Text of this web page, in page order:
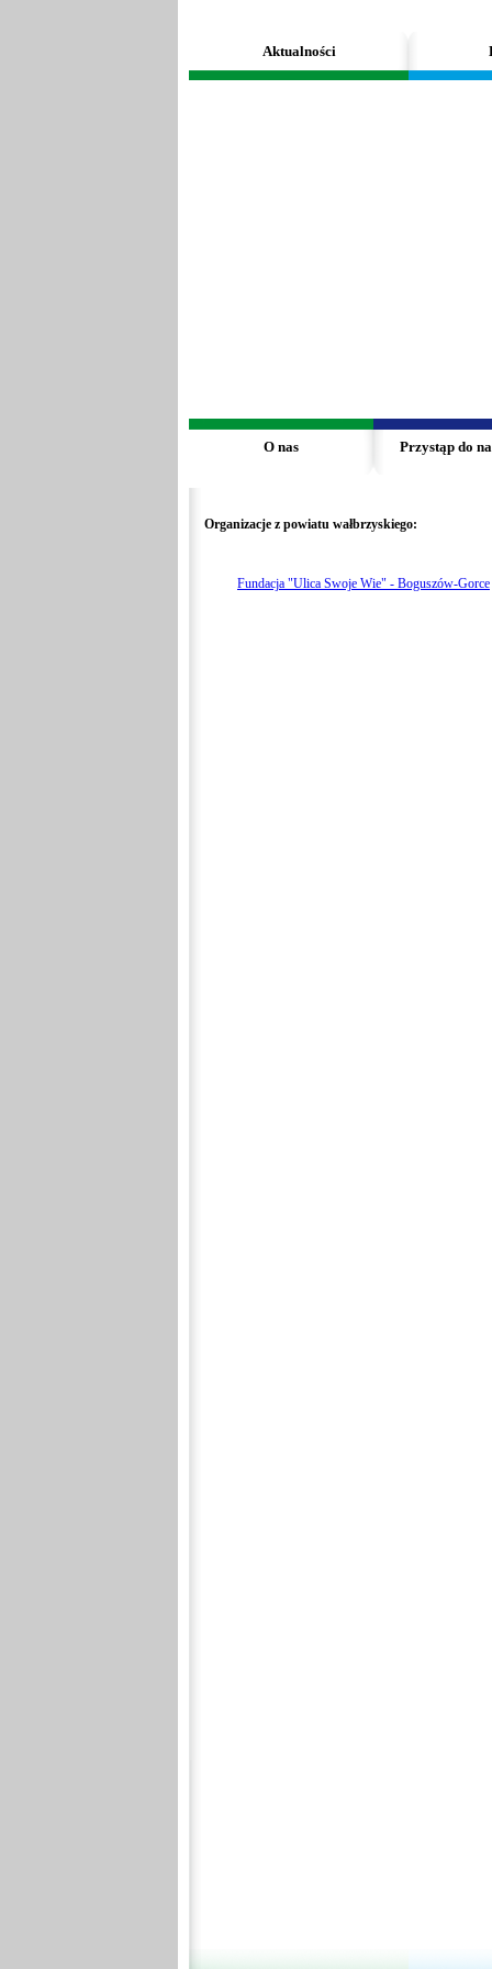
Aktualności
O nas Przystąp do
Organizacje z powiatu wałbrzyskiego:
Fundacja "Ulica Swoje Wie" - Boguszów-Gorce